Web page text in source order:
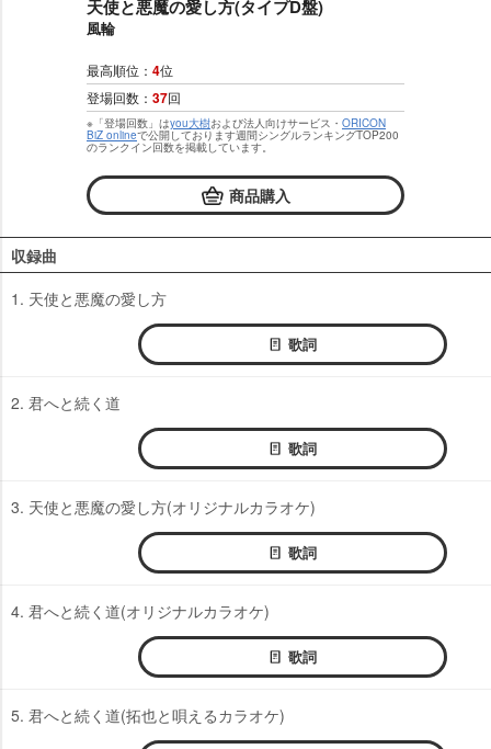
天使と悪魔の愛し方(タイプD盤)
風輪
最高順位： 4位
登場回数： 37回
※「登場回数」はyou大樹および法人向けサービス・ ORICON
BiZ onlineで公開しております週間シングルランキングTOP200
のランクイン回数を掲載しています。
商品購入
収録曲
1. 天使と悪魔の愛し方
歌詞
2. 君へと続く道
歌詞
3. 天使と悪魔の愛し方(オリジナルカラオケ)
歌詞
4. 君へと続く道(オリジナルカラオケ)
歌詞
5. 君へと続く道(拓也と唄えるカラオケ)